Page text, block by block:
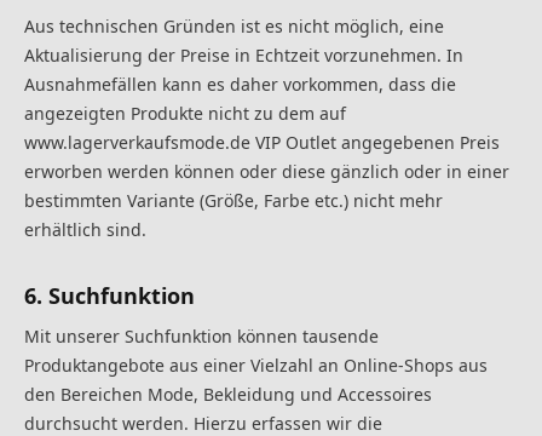
Aus technischen Gründen ist es nicht möglich, eine
Aktualisierung der Preise in Echtzeit vorzunehmen. In
Ausnahmefällen kann es daher vorkommen, dass die
angezeigten Produkte nicht zu dem auf
www.lagerverkaufsmode.de VIP Outlet angegebenen Preis
erworben werden können oder diese gänzlich oder in einer
bestimmten Variante (Größe, Farbe etc.) nicht mehr
erhältlich sind.
6. Suchfunktion
Mit unserer Suchfunktion können tausende
Produktangebote aus einer Vielzahl an Online-Shops aus
den Bereichen Mode, Bekleidung und Accessoires
durchsucht werden. Hierzu erfassen wir die